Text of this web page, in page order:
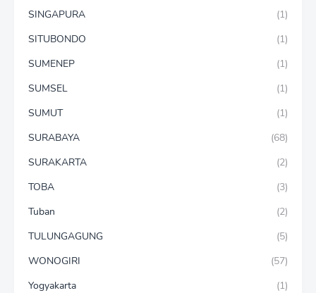
SINGAPURA
(1)
SITUBONDO
(1)
SUMENEP
(1)
SUMSEL
(1)
SUMUT
(1)
SURABAYA
(68)
SURAKARTA
(2)
TOBA
(3)
Tuban
(2)
TULUNGAGUNG
(5)
WONOGIRI
(57)
Yogyakarta
(1)